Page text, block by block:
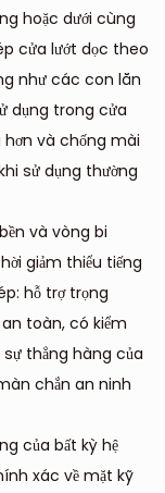
hoặc dưới cùng
cửa lướt dọc theo
như các con lăn
dụng trong cửa
hơn và chống mài
sử dụng thường
và vòng bi
giảm thiểu tiếng
hỗ trợ trọng
toàn, có kiểm
thẳng hàng của
chắn an ninh
của bất kỳ hệ
xác về mặt kỹ